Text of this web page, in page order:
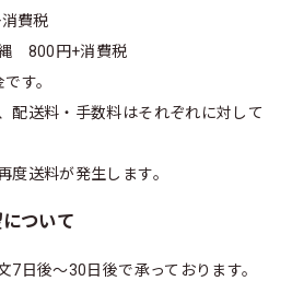
費税
800円+消費税
す。
配送料・手数料はそれぞれに対して
度送料が発生します。
ついて
7日後～30日後で承っております。